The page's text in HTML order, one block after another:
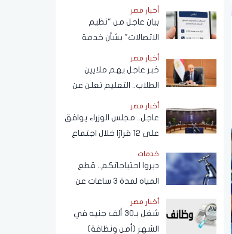
في الجيزة.. ومناشدات
للمواطنين بتدبير
احتياجاتهم
أخبار مصر
بيان عاجل من "نظيم
الاتصالات" بشأن خدمة
الاستعلام عن أرقام الهاتف
المحمول المسجلة باسم
المستخدم عبر تطبيق My
NTRA
أخبار مصر
خبر عاجل يهم ملايين
الطلاب.. التعليم تعلن عن
نظام البكالوريا الجديد
أخبار مصر
عاجل.. مجلس الوزراء يوافق
على 12 قرارًا خلال اجتماع
اليوم
خدمات
دبروا احتياجاتكم.. قطع
المياه لمدة 3 ساعات عن
هذه المناطق (اعرف
الموعد)
أخبار مصر
شغل بـ30 ألف جنيه في
الشهر (أمن ونظافة)